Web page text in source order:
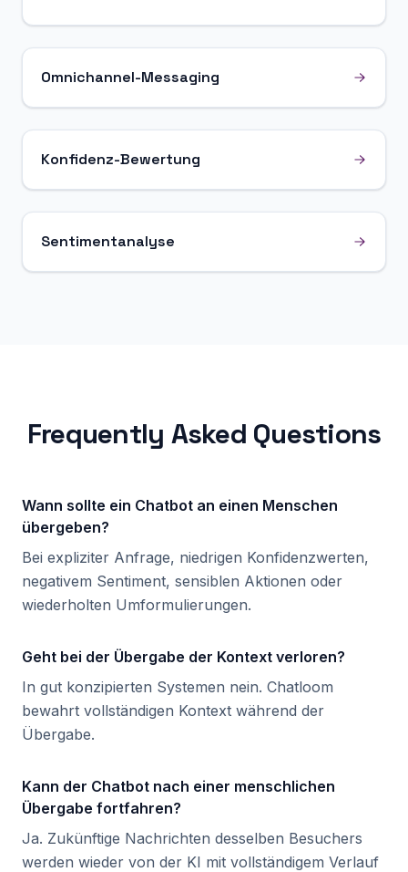
Omnichannel-Messaging
Konfidenz-Bewertung
Sentimentanalyse
Frequently Asked Questions
Wann sollte ein Chatbot an einen Menschen
übergeben?
Bei expliziter Anfrage, niedrigen Konfidenzwerten,
negativem Sentiment, sensiblen Aktionen oder
wiederholten Umformulierungen.
Geht bei der Übergabe der Kontext verloren?
In gut konzipierten Systemen nein. Chatloom
bewahrt vollständigen Kontext während der
Übergabe.
Kann der Chatbot nach einer menschlichen
Übergabe fortfahren?
Ja. Zukünftige Nachrichten desselben Besuchers
werden wieder von der KI mit vollständigem Verlauf